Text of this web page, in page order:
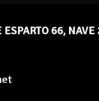
66, NAVE